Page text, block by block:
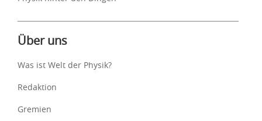
Über uns
Was ist Welt der Physik?
Redaktion
Gremien